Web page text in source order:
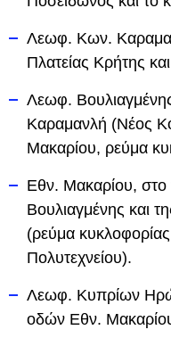
Λεωφ. Κων.
Πλατείας Κρήτης
Λεωφ.
Καραμανλή (Νέος
Μακαρίου, ρεύμα
Εθν. Μακαρίου, στο
Βουλιαγμένης και
(ρεύμα
Πολυτεχνείου).
Λεωφ. Κυπρίων
οδών Εθν.